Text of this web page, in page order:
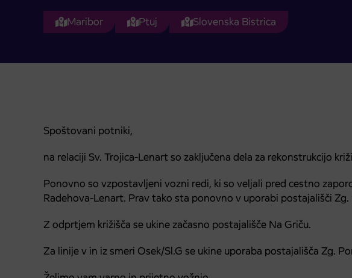
Maribor Ptuj Slovenska Bistrica
Spoštovani potniki,
na relaciji Sv. Trojica-Lenart so zaključena dela za rekonstrukcijo
Ponovno so vzpostavljeni vozni redi, ki so veljali pred cestno
Radehova-Lenart. Prav tako sta ponovno v uporabi postajališči Zg.
Z odprtjem križišča se ukine začasno postajališče Na Griču.
Za linije v in iz smeri Osek/Sl.G se ukine uporaba postajališča Zg.